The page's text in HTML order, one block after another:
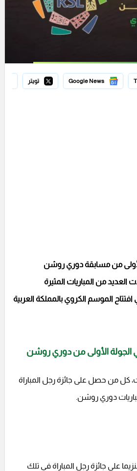
Google News تويتر
من مسابقة دوري روشن
من المباريات المثيرة
الموسم الكروي بالمملكة العربية
الجولة الأولى من دوري روشن
من حصل على جائزة رجل المباراة
دوري روشن.
على جائزة رجل المباراة في تلك